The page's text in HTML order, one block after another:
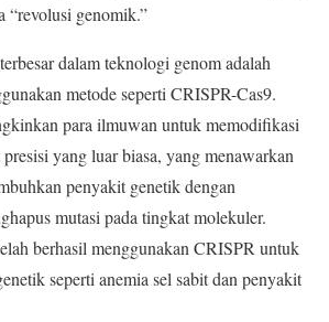
“revolusi genomik.”
dalam teknologi genom adalah
metode seperti CRISPR-Cas9.
para ilmuwan untuk memodifikasi
yang luar biasa, yang menawarkan
penyakit genetik dengan
mutasi pada tingkat molekuler.
berhasil menggunakan CRISPR untuk
seperti anemia sel sabit dan penyakit